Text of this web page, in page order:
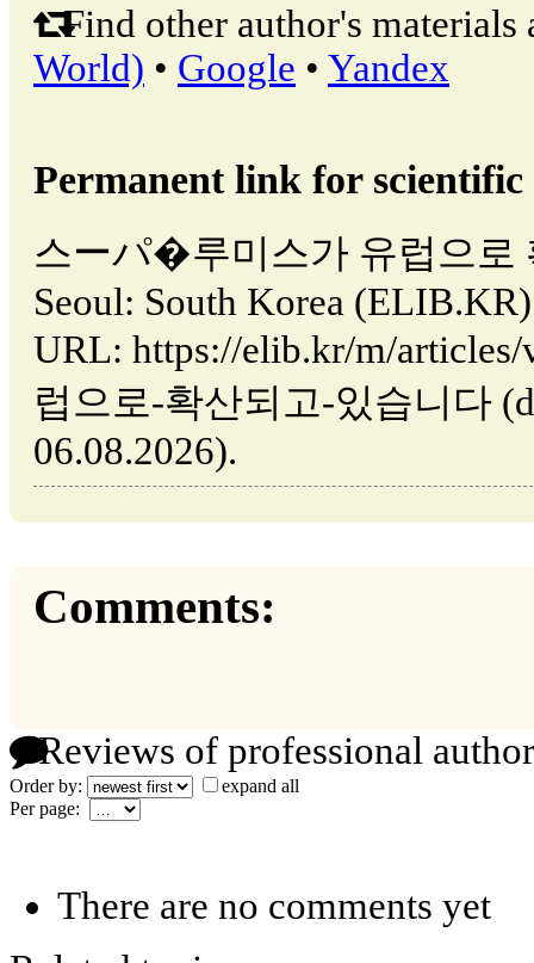
Find other author's materials
World) • Google • Yandex
Permanent link for
스ーパ�루미스가 유럽으로
Seoul: South Korea
URL: https://elib.kr/m/
럽으로-확산되고-있습니다
06.08.2026).
Comments:
Reviews of professional
Order by:
expand all
Per page:
There are no comments yet